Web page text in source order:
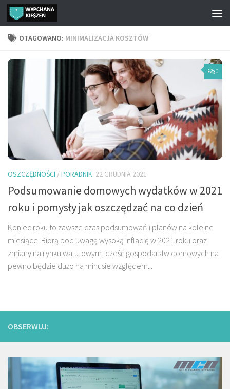
Przejdź do treści
OTAGOWANO: MINIMALIZACJA KOSZTÓW
0
OSZCZĘDNOŚCI /PORADNIK 22 GRUDNIA 2021
Podsumowanie domowych wydatków w 2021
roku i pomysły jak oszczędzać na co dzień
Koniec roku to zawsze czas podsumowań i planów na kolejne
miesiące. Biorą pod uwagę wysoką inflację w 2021 roku oraz
zmiany na rynku walutowym, cześć gospodarstw domowych na
pewno będzie dużo na minusie względem...
OBSERWUJ: